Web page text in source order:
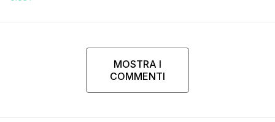
MOSTRA I
COMMENTI